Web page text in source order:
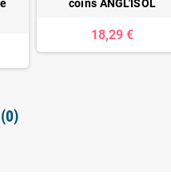
coins ANGL'ISOL
18,29 €
(0)